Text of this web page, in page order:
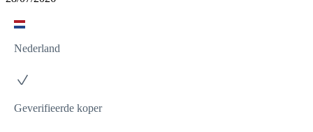
Nederland
Geverifieerde koper